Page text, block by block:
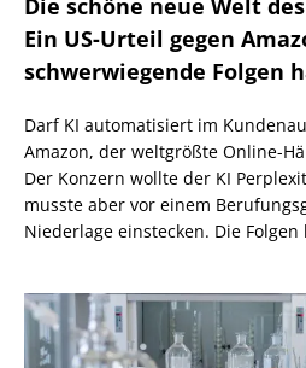
Ein US-Urteil gegen
schwerwiegende Folgen
Darf KI automatisiert im
Amazon, der weltgrößte Online-
Der Konzern wollte der KI
musste aber vor einem
Niederlage einstecken. Die